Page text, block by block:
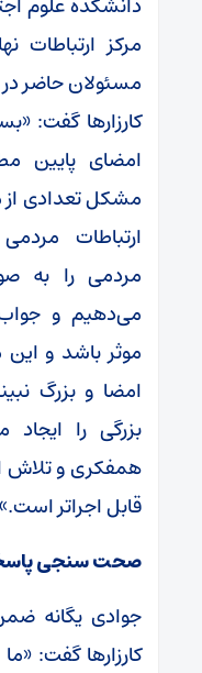
مرکز ارتباطات
مسئولان حاضر در
کارزارها گفت:
امضای پایین
مشکل تعدادی از
ارتباطات
مردمی را به
می‌دهیم و جواب
موثر باشد و این
امضا و بزرگ
بزرگی را
همفکری و تلاش
قابل اجراتر است.»
صحت سنجی
جوادی یگانه
کارزارها گفت: